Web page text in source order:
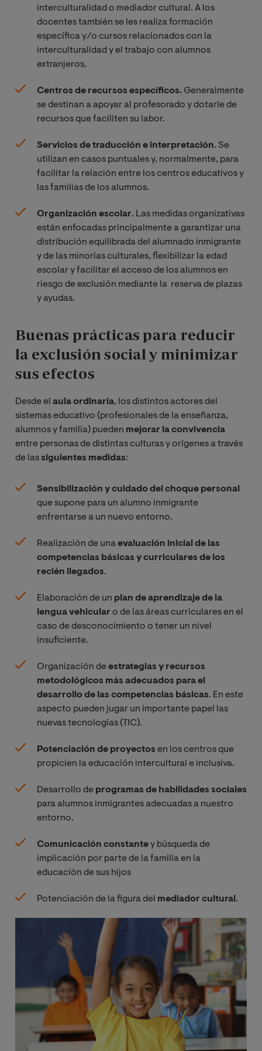
interculturalidad o mediador cultural. A los
docentes también se les realiza formación
específica y/o cursos relacionados con la
interculturalidad y el trabajo con alumnos
extranjeros.
Centros de recursos específicos. Generalmente
se destinan a apoyar al profesorado y dotarle de
recursos que faciliten su labor.
Servicios de traducción e interpretación. Se
utilizan en casos puntuales y, normalmente, para
facilitar la relación entre los centros educativos y
las familias de los alumnos.
Organización escolar. Las medidas organizativas
están enfocadas principalmente a garantizar una
distribución equilibrada del alumnado inmigrante
y de las minorías culturales, flexibilizar la edad
escolar y facilitar el acceso de los alumnos en
riesgo de exclusión mediante la reserva de plazas
y ayudas.
Buenas prácticas para reducir
la exclusión social y minimizar
sus efectos
Desde el aula ordinaria, los distintos actores del
sistemas educativo (profesionales de la enseñanza,
alumnos y familia) pueden mejorar la convivencia
entre personas de distintas culturas y orígenes a través
de lassiguientes medidas:
Sensibilización y cuidado del choque personal
que supone para un alumno inmigrante
enfrentarse a un nuevo entorno.
Realización de unaevaluación inicial de las
competencias básicas y curriculares de los
recién llegados.
Elaboración de un plan de aprendizaje de la
lengua vehicular o de las áreas curriculares en el
caso de desconocimiento o tener un nivel
insuficiente.
Organización deestrategias y recursos
metodológicos más adecuados para el
desarrollo de las competencias básicas. En este
aspecto pueden jugar un importante papel las
nuevas tecnologías (TIC).
Potenciación de proyectos en los centros que
propicien la educación intercultural e inclusiva.
Desarrollo de programas de habilidades sociales
para alumnos inmigrantes adecuadas a nuestro
entorno.
Comunicación constantey búsqueda de
implicación por parte de la familia en la
educación de sus hijos
Potenciación de la figura del mediador cultural.